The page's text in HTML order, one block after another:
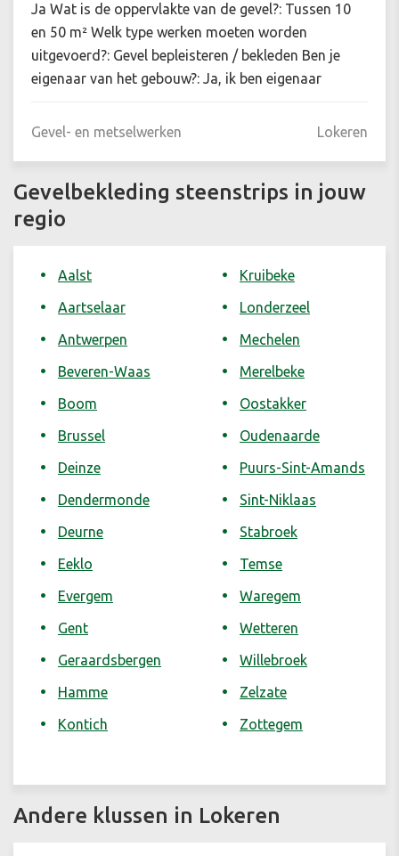
Ja Wat is de oppervlakte van de gevel?: Tussen 10
en 50 m² Welk type werken moeten worden
uitgevoerd?: Gevel bepleisteren / bekleden Ben je
eigenaar van het gebouw?: Ja, ik ben eigenaar
Gevel- en metselwerken Lokeren
Gevelbekleding steenstrips in jouw
regio
Aalst
Aartselaar
Antwerpen
Beveren-Waas
Boom
Brussel
Deinze
Dendermonde
Deurne
Eeklo
Evergem
Gent
Geraardsbergen
Hamme
Kontich
Kruibeke
Londerzeel
Mechelen
Merelbeke
Oostakker
Oudenaarde
Puurs-Sint-Amands
Sint-Niklaas
Stabroek
Temse
Waregem
Wetteren
Willebroek
Zelzate
Zottegem
Andere klussen in Lokeren